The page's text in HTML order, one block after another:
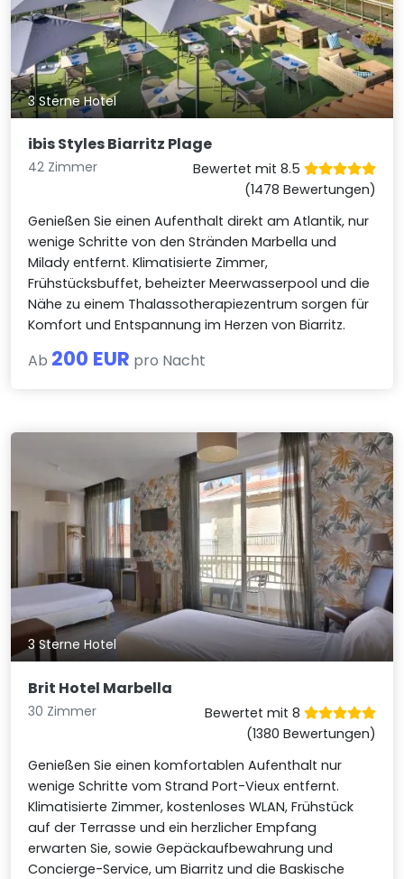
3 Sterne Hotel
ibis Styles Biarritz Plage
42 Zimmer
Bewertet mit 8.5
(1478 Bewertungen)
Genießen Sie einen Aufenthalt direkt am Atlantik, nur
wenige Schritte von den Stränden Marbella und
Milady entfernt. Klimatisierte Zimmer,
Frühstücksbuffet, beheizter Meerwasserpool und die
Nähe zu einem Thalassotherapiezentrum sorgen für
Komfort und Entspannung im Herzen von Biarritz.
Ab 200 EUR pro Nacht
3 Sterne Hotel
Brit Hotel Marbella
30 Zimmer
Bewertet mit 8
(1380 Bewertungen)
Genießen Sie einen komfortablen Aufenthalt nur
wenige Schritte vom Strand Port-Vieux entfernt.
Klimatisierte Zimmer, kostenloses WLAN, Frühstück
auf der Terrasse und ein herzlicher Empfang
erwarten Sie, sowie Gepäckaufbewahrung und
Concierge-Service, um Biarritz und die Baskische